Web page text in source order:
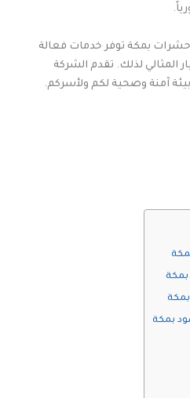
بمكة توفر خدمات فعالة
المثالي لذلك. تقدم الشركة
آمنة وصحية لكم ولأسركم.
بمكة
بمكة